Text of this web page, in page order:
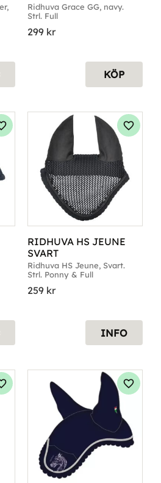
Ridhuva Grace GG, navy.
Strl. Full
299 kr
KÖP
Lägg till i favoriter
RIDHUVA HS JEUNE
SVART
Ridhuva HS Jeune, Svart.
Strl. Ponny & Full
259 kr
Lägg
INFO
Lägg till i favoriter Lägg